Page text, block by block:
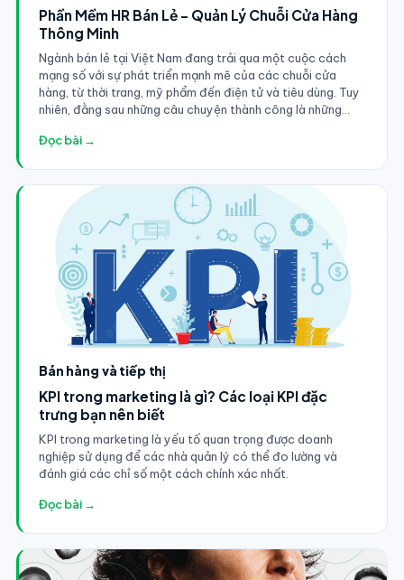
Phần Mềm HR Bán Lẻ - Quản Lý Chuỗi Cửa Hàng
Thông Minh
Ngành bán lẻ tại Việt Nam đang trải qua một cuộc cách
mạng số với sự phát triển mạnh mẽ của các chuỗi cửa
hàng, từ thời trang, mỹ phẩm đến điện tử và tiêu dùng. Tuy
nhiên, đằng sau những câu chuyện thành công là những
truyền thống không thể giải quyết. Đây là lý do tại sao các
được đặc thù ngành.
Đọc bài →
Bán hàng và tiếp thị
KPI trong marketing là gì? Các loại KPI đặc
trưng bạn nên biết
KPI trong marketing là yếu tố quan trọng được doanh
nghiệp sử dụng để các nhà quản lý có thể đo lường và
đánh giá các chỉ số một cách chính xác nhất.
Đọc bài →